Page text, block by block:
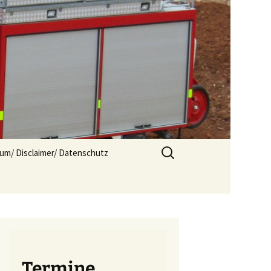
Disclaimer/ Datenschutz
Suchen
nach: